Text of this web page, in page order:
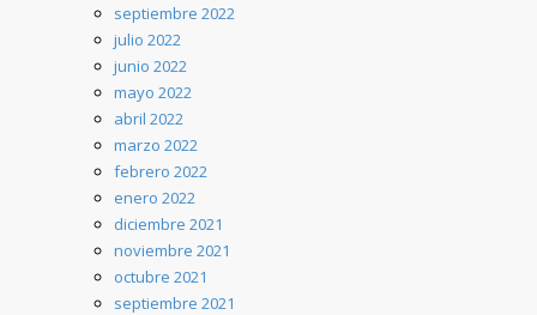
septiembre 2022
julio 2022
junio 2022
mayo 2022
abril 2022
marzo 2022
febrero 2022
enero 2022
diciembre 2021
noviembre 2021
octubre 2021
septiembre 2021